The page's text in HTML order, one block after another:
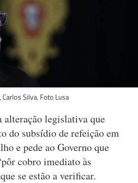
Silva. Foto Lusa
alteração legislativa que
do subsídio de refeição em
e pede ao Governo que
cobro imediato às
se estão a verificar.